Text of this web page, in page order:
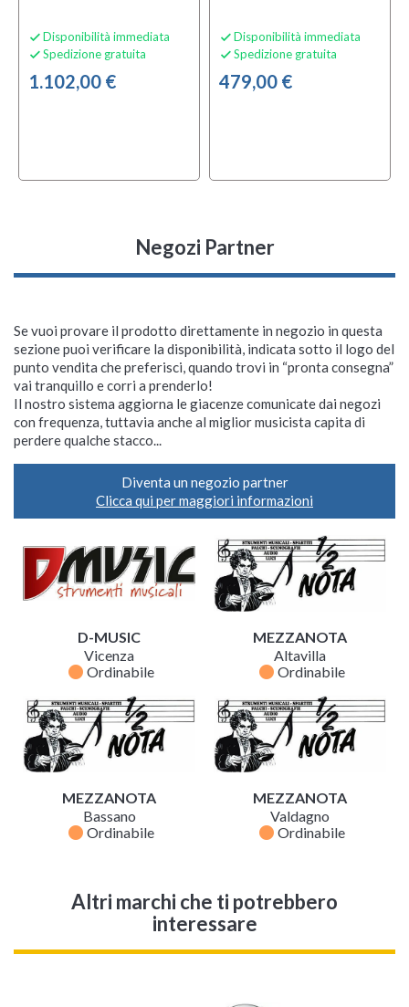
 Disponibilità immediata
 Spedizione gratuita
1.102,00 €
 Disponibilità immediata
 Spedizione gratuita
479,00 €
Negozi Partner
Se vuoi provare il prodotto direttamente in negozio in questa
sezione puoi verificare la disponibilità, indicata sotto il logo del
punto vendita che preferisci, quando trovi in “pronta consegna”
vai tranquillo e corri a prenderlo!
Il nostro sistema aggiorna le giacenze comunicate dai negozi
con frequenza, tuttavia anche al miglior musicista capita di
perdere qualche stacco...
Diventa un negozio partner
Clicca qui per maggiori informazioni
D-MUSIC
Vicenza
fiber_manual_record Ordinabile
MEZZANOTA
Altavilla
fiber_manual_record Ordinabile
MEZZANOTA
Bassano
fiber_manual_record Ordinabile
MEZZANOTA
Valdagno
fiber_manual_record Ordinabile
Altri marchi che ti potrebbero
interessare